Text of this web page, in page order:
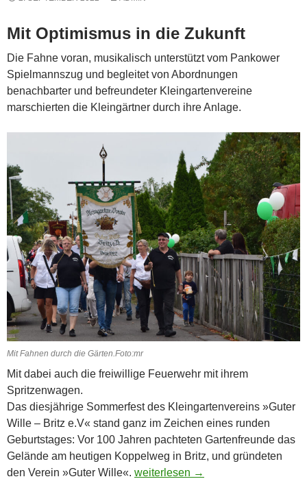
Mit Optimismus in die Zukunft
Die Fahne voran, musikalisch unterstützt vom Pankower
Spielmannszug und begleitet von Abordnungen
benachbarter und befreundeter Kleingartenvereine
marschierten die Kleingärtner durch ihre Anlage.
Mit Fahnen durch die Gärten.Foto:mr
Mit dabei auch die freiwillige Feuerwehr mit ihrem
Spritzenwagen.
Das diesjährige Sommerfest des Kleingartenvereins »Guter
Wille – Britz e.V« stand ganz im Zeichen eines runden
Geburtstages: Vor 100 Jahren pachteten Gartenfreunde das
Gelände am heutigen Koppelweg in Britz, und gründeten
den Verein »Guter Wille«. Kleingartenverein »Guter Wille«
weiterlesen →